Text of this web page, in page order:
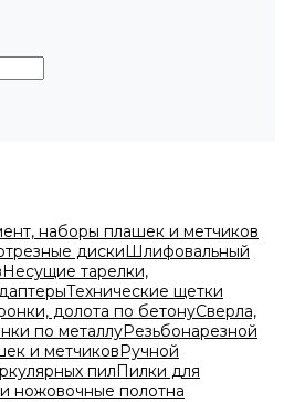
наборы плашек и метчиков
дискиШлифовальный
Несущие тарелки,
Технические щетки
долота по бетонуСверла,
по металлуРезьбонарезной
и метчиковРучной
пилПилки для
ножовочные полотна